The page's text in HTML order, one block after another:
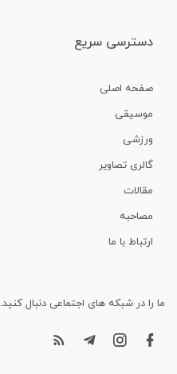
دسترسی سریع
صفحه اصلی
موسیقی
ورزشی
گالری تصاویر
مقالات
مصاحبه
ارتباط با ما
ما را در شبکه های اجتماعی دنبال کنید.